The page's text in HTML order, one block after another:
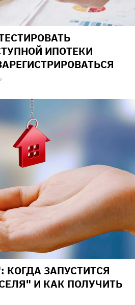
ИПОТЕКИ
КОГДА ЗАПУСТИТСЯ
И КАК ПОЛУЧИТЬ